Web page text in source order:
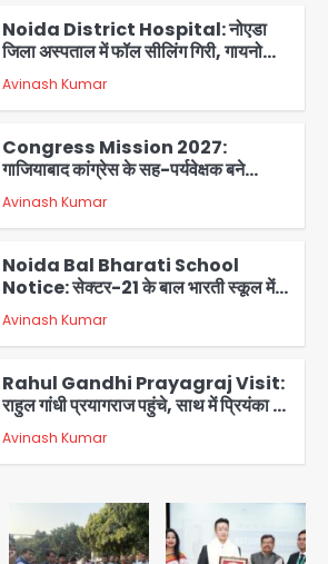
Noida District Hospital: नोएडा
जिला अस्पताल में फॉल सीलिंग गिरी, गायनो
OT गैलरी में बड़ा हादसा टला; मरीजों की सुरक्षा
पर उठे सवाल
Avinash Kumar
Congress Mission 2027:
गाजियाबाद कांग्रेस के सह-पर्यवेक्षक बने
सतेन्द्र शर्मा, गौतमबुद्धनगर नेताओं ने जताया
आभार
Avinash Kumar
Noida Bal Bharati School
Notice: सेक्टर-21 के बाल भारती स्कूल में
बिना खिड़की-वेंटिलेशन बेसमेंट में चल रही थी
8वीं की क्लास, NCPCR की शिकायत पर
भेजा नोटिस
Avinash Kumar
Rahul Gandhi Prayagraj Visit:
राहुल गांधी प्रयागराज पहुंचे, साथ में प्रियंका की
बेटी मिराया; केपी ग्राउंड में छात्रों से संवाद,
सिर्फ 5 हजार मौजूद
Avinash Kumar
Noida Sector 105: हाई कोर्ट जज व पूर्व
कैबिनेट सेक्रेटरी ने बच्चों संग चलाया सफाई
अभियान, 160 किलो कूड़ा हटाया
Avinash Kumar